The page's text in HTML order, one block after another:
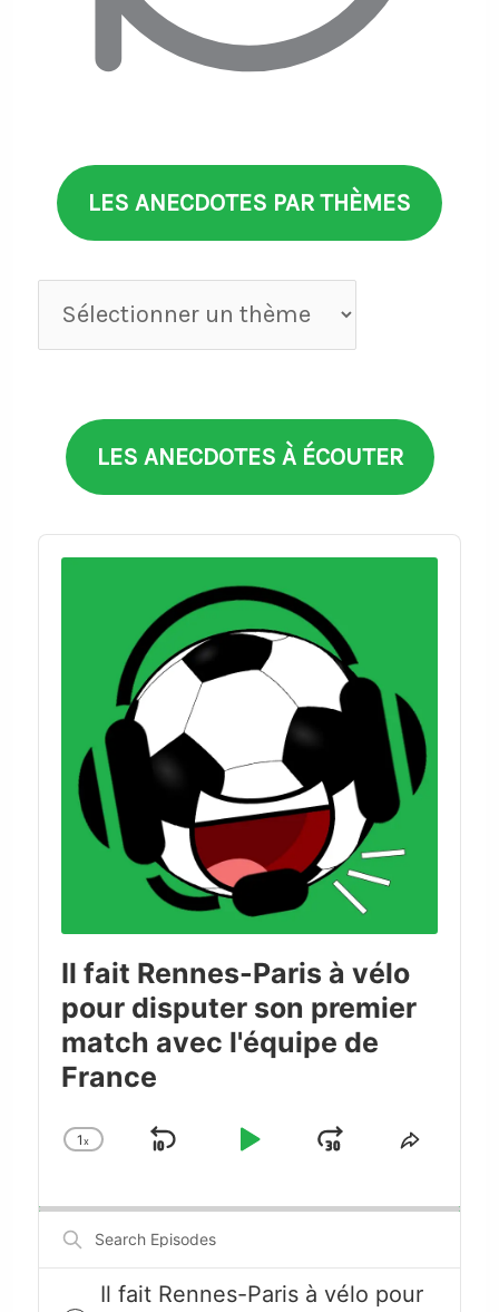
LES ANECDOTES PAR THÈMES
Anecdotes
par
LES ANECDOTES À ÉCOUTER
Audio
Player
Il fait Rennes-Paris à vélo
pour disputer son premier
match avec l'équipe de
France
Change
1x
Skip
Play
JumpShare
Search
Episodes
Il fait Rennes-Paris à vélo pour